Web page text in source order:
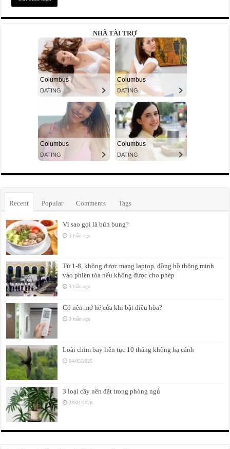
NHÀ TÀI TRỢ
Recent Popular Comments Tags
Vì sao gọi là bún bung?
3 tuần ago
Từ 1-8, không được mang laptop, đồng hồ thông minh
vào phiên tòa nếu không được cho phép
3 tuần ago
Có nên mở hé cửa khi bật điều hòa?
3 tuần ago
Loài chim bay liên tục 10 tháng không hạ cánh
04/05/2026
3 loại cây nên đặt trong phòng ngủ
28/04/2026